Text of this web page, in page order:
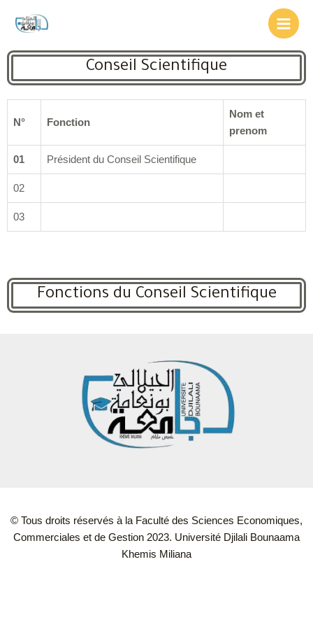
Conseil Scientifique
N° Fonction
Nom et
prenom
01 Président du Conseil Scientifique
02
03
Fonctions du Conseil Scientifique
© Tous droits réservés à la Faculté des Sciences Economiques,
Commerciales et de Gestion 2023. Université Djilali Bounaama
Khemis Miliana